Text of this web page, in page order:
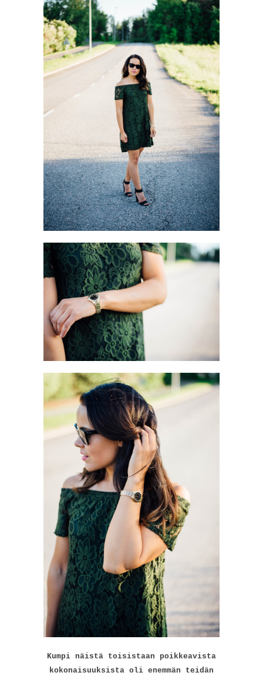
Kumpi näistä toisistaan poikkeavista
kokonaisuuksista oli enemmän teidän